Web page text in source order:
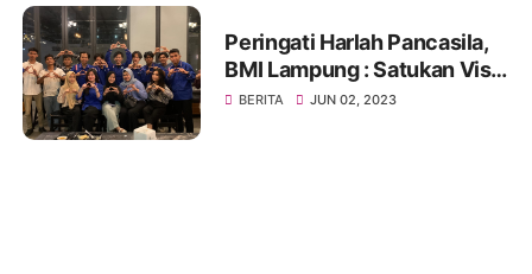
Peringati Harlah Pancasila,
BMI Lampung : Satukan Visi,
Merajut Persatuan
BERITA JUN 02, 2023